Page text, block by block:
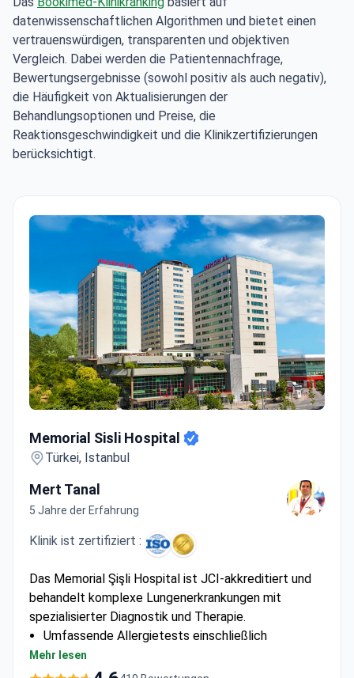
datenwissenschaftlichen Algorithmen und bietet einen
vertrauenswürdigen, transparenten und objektiven
Vergleich. Dabei werden die Patientennachfrage,
Bewertungsergebnisse (sowohl positiv als auch negativ),
die Häufigkeit von Aktualisierungen der
Behandlungsoptionen und Preise, die
Reaktionsgeschwindigkeit und die Klinikzertifizierungen
berücksichtigt.
Memorial Sisli Hospital
Türkei, Istanbul
Mert Tanal
5 Jahre der Erfahrung
Klinik ist zertifiziert :
Das Memorial Şişli Hospital ist JCI-akkreditiert und
behandelt komplexe Lungenerkrankungen mit
spezialisierter Diagnostik und Therapie.
Umfassende Allergietests einschließlich
Spirometrie und Bronchoskopie
Spezialisierte Lungenentzündungsbehandlung mit
Mehr lesen